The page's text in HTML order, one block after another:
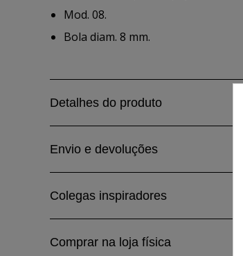
Mod. 08.
Bola diam. 8 mm.
Detalhes do produto
Envio e devoluções
Colegas inspiradores
Comprar na loja física